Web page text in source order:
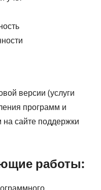
версии (услуги
программ и
на сайте поддержки
работы: